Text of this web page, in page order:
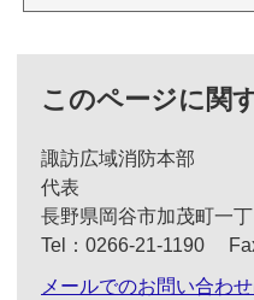
このページに関
諏訪広域消防本部
代表
長野県岡谷市加茂町一
Tel：0266‐21‐1190
メールでのお問い合わ